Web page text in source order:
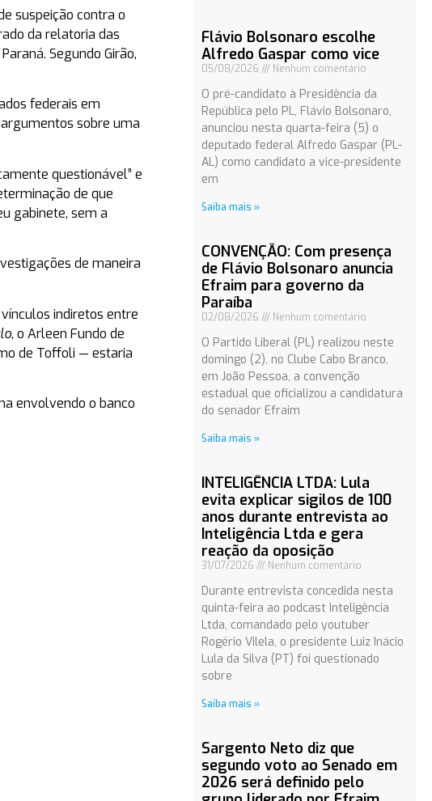
suspeição contra o
da relatoria das
Segundo Girão,
federais em
sobre uma
questionável” e
de que
gabinete, sem a
de maneira
indiretos entre
, o Arleen Fundo de
de Toffoli — estaria
envolvendo o banco
Flávio Bolsonaro escolhe
Alfredo Gaspar como vice
05/08/2026 Nenhum comentário
O pré-candidato à Presidência da
República pelo PL, Flávio Bolsonaro,
anunciou nesta quarta-feira (5) o
deputado federal Alfredo Gaspar (PL-
AL) como candidato a vice-presidente
em
Saiba mais »
CONVENÇÃO: Com presença
de Flávio Bolsonaro anuncia
Efraim para governo da
Paraíba
02/08/2026 Nenhum comentário
O Partido Liberal (PL) realizou neste
domingo (2), no Clube Cabo Branco,
em João Pessoa, a convenção
estadual que oficializou a candidatura
do senador Efraim
Saiba mais »
INTELIGÊNCIA LTDA: Lula
evita explicar sigilos de 100
anos durante entrevista ao
Inteligência Ltda e gera
reação da oposição
31/07/2026 Nenhum comentário
Durante entrevista concedida nesta
quinta-feira ao podcast Inteligência
Ltda, comandado pelo youtuber
Rogério Vilela, o presidente Luiz Inácio
Lula da Silva (PT) foi questionado
sobre
Saiba mais »
Sargento Neto diz que
segundo voto ao Senado em
2026 será definido pelo